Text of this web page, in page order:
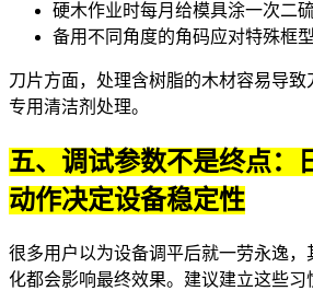
硬木作业时每月给模具涂一次二
备用不同角度的角码应对特殊框型
刀片方面，处理含树脂的木材容易导致
专用清洁剂处理。
五、调试参数不是终点：
动作决定设备稳定性
很多用户以为设备调平后就一劳永逸，
化都会影响最终效果。建议建立这些习